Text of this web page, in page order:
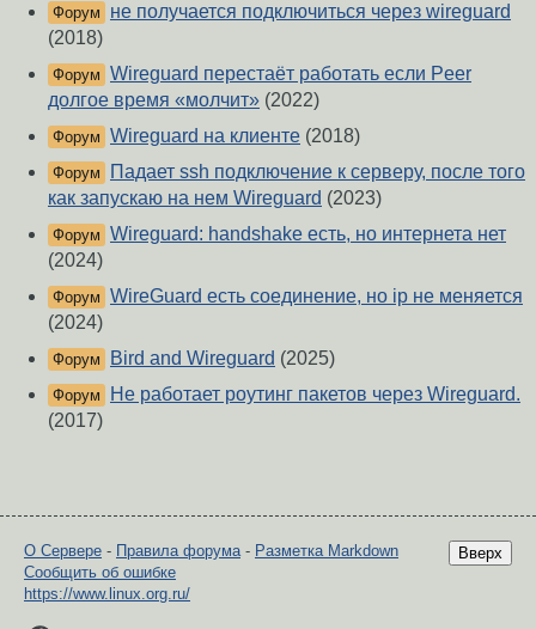
Форум
не получается подключиться через wireguard
(2018)
Форум Wireguard перестаёт работать если Peer
долгое время «молчит» (2022)
Форум Wireguard на клиенте (2018)
Форум
Падает ssh подключение к серверу, после того
как запускаю на нем Wireguard (2023)
Форум Wireguard: handshake есть, но интернета нет
(2024)
Форум WireGuard есть соединение, но ip не меняется
(2024)
Форум Bird and Wireguard (2025)
Форум
Не работает роутинг пакетов через Wireguard.
(2017)
Вверх
О Сервере - Правила форума- Разметка Markdown
Сообщить об ошибке
https://www.linux.org.ru/